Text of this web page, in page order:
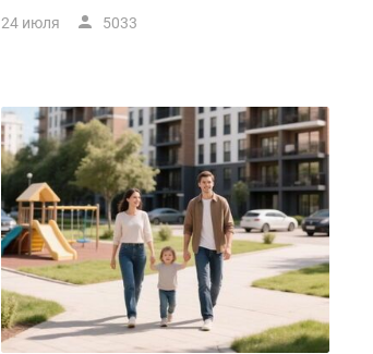
24 июля 5033